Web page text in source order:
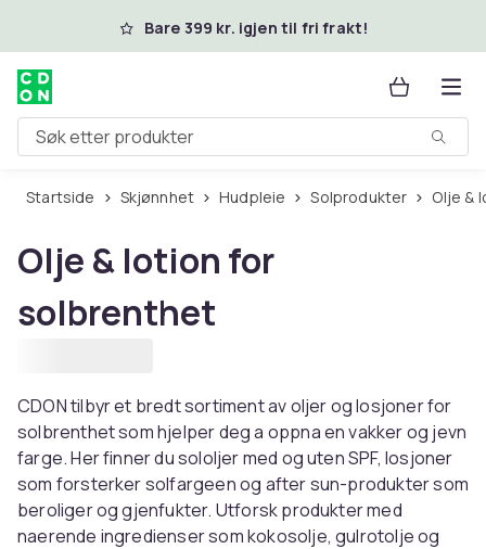
Hopp til hovedinnholdBare 399 kr. igjen til fri frakt!
Søk etter produkter
Startside Skjønnhet Hudpleie Solprodukter Olje
Olje & lotion for
solbrenthet
CDON tilbyr et bredt sortiment av oljer og losjoner for
solbrenthet som hjelper deg a oppna en vakker og jevn
farge. Her finner du sololjer med og uten SPF, losjoner
som forsterker solfargeen og after sun-produkter som
beroliger og gjenfukter. Utforsk produkter med
naerende ingredienser som kokosolje, gulrotolje og